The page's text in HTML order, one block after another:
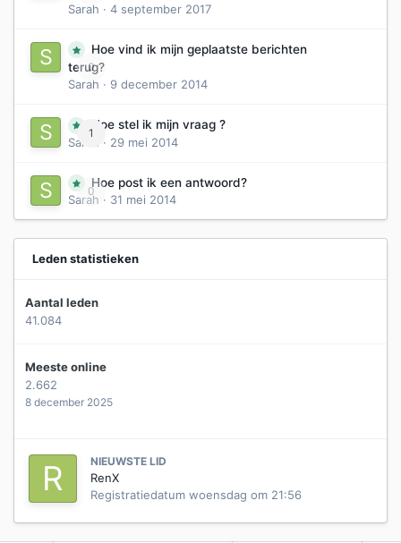
Sarah · 4 september 2017
0
Hoe vind ik mijn geplaatste berichten
terug?
Sarah · 9 december 2014
1
Hoe stel ik mijn vraag ?
Sarah
· 29 mei 2014
0
Hoe post ik een antwoord?
Sarah · 31 mei 2014
Leden statistieken
Aantal leden
41.084
Meeste online
2.662
8 december 2025
NIEUWSTE LID
RenX
Registratiedatum woensdag om 21:56